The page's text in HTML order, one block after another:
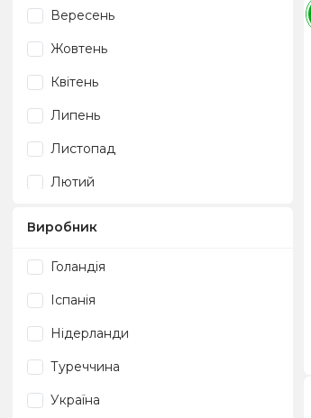
Вересень
Жовтень
Квітень
Липень
Листопад
Лютий
Виробник
Голандія
Іспанія
Нідерланди
Туреччина
Україна